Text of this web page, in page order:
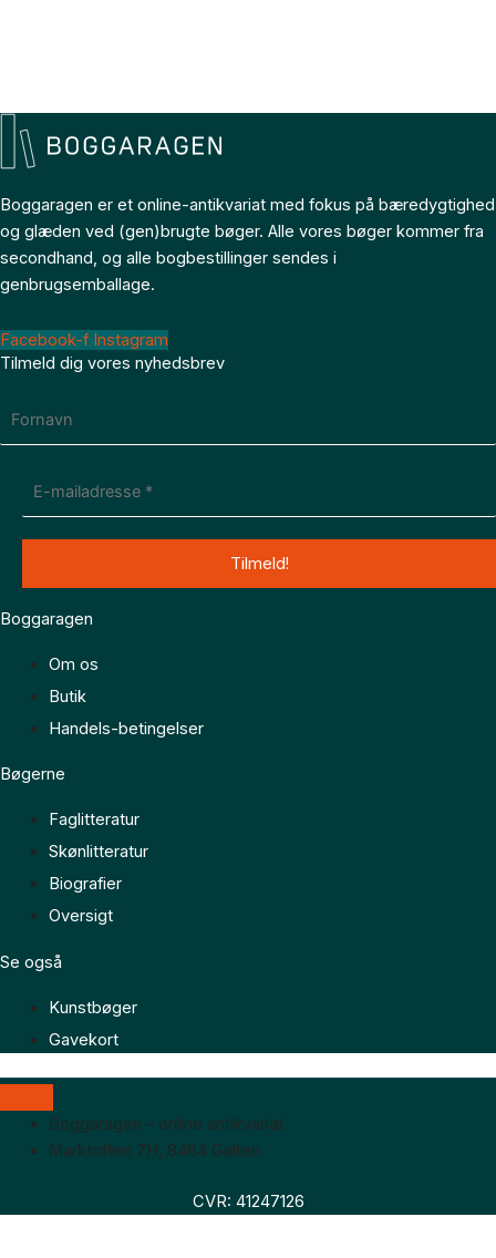
Boggaragen er et online-antikvariat med fokus på bæredygtighed
og glæden ved (gen)brugte bøger. Alle vores bøger kommer fra
secondhand, og alle bogbestillinger sendes i
genbrugsemballage.
Facebook-f Instagram
Tilmeld dig vores nyhedsbrev
Boggaragen
Om os
Butik
Handels-betingelser
Bøgerne
Faglitteratur
Skønlitteratur
Biografier
Oversigt
Se også
Kunstbøger
Gavekort
Boggaragen – online antikvariat
Marktoften 7H, 8464 Galten
CVR: 41247126